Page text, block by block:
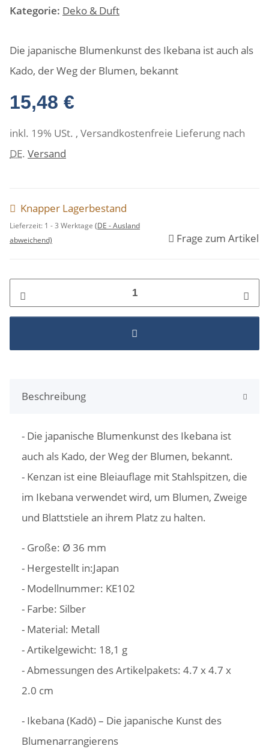
Kategorie: Deko & Duft
Die japanische Blumenkunst des Ikebana ist auch als
Kado, der Weg der Blumen, bekannt
15,48 €
inkl. 19% USt. , Versandkostenfreie Lieferung nach
DE. Versand
Knapper Lagerbestand
Lieferzeit: 1 - 3 Werktage (DE - Ausland
abweichend)
Frage zum Artikel
Beschreibung
- Die japanische Blumenkunst des Ikebana ist
auch als Kado, der Weg der Blumen, bekannt.
- Kenzan ist eine Bleiauflage mit Stahlspitzen, die
im Ikebana verwendet wird, um Blumen, Zweige
und Blattstiele an ihrem Platz zu halten.
- Große: Ø 36 mm
- Hergestellt in:Japan
- Modellnummer: KE102
- Farbe: Silber
- Material: Metall
- Artikelgewicht: ‎18,1 g
- Abmessungen des Artikelpakets: 4.7 x 4.7 x
2.0 cm
- Ikebana (Kadō) – Die japanische Kunst des
Blumenarrangierens